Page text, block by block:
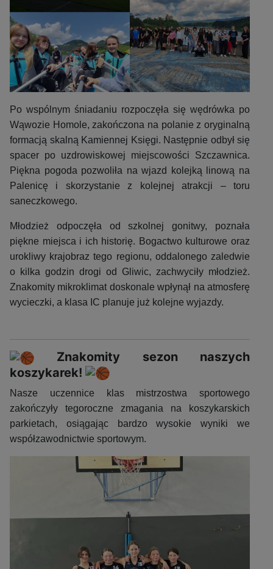
Po wspólnym śniadaniu rozpoczęła się wędrówka po
Wąwozie Homole, zakończona na polanie z oryginalną
formacją skalną Kamiennej Księgi. Następnie odbył się
spacer po uzdrowiskowej miejscowości Szczawnica.
Piękna pogoda pozwoliła na wjazd kolejką linową na
Palenicę i skorzystanie z kolejnej atrakcji – toru
saneczkowego.
Młodzież odpoczęła od szkolnej gonitwy, poznała
piękne miejsca i ich historię. Bogactwo kulturowe oraz
urokliwy krajobraz tego regionu, oddalonego zaledwie
o kilka godzin drogi od Gliwic, zachwyciły młodzież.
Znakomity mikroklimat doskonale wpłynął na atmosferę
wycieczki, a klasa IC planuje już kolejne wyjazdy.
Znakomity sezon naszych
koszykarek!
Nasze uczennice klas mistrzostwa sportowego
zakończyły tegoroczne zmagania na koszykarskich
parkietach, osiągając bardzo wysokie wyniki we
współzawodnictwie sportowym.